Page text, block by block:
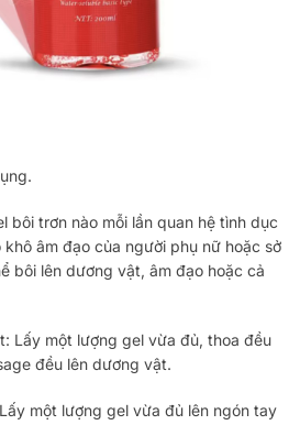
bôi trơn nào mỗi lần quan hệ tình dục
âm đạo của người phụ nữ hoặc sở
bôi lên dương vật, âm đạo hoặc cả
Lấy một lượng gel vừa đủ, thoa đều
đều lên dương vật.
một lượng gel vừa đủ lên ngón tay